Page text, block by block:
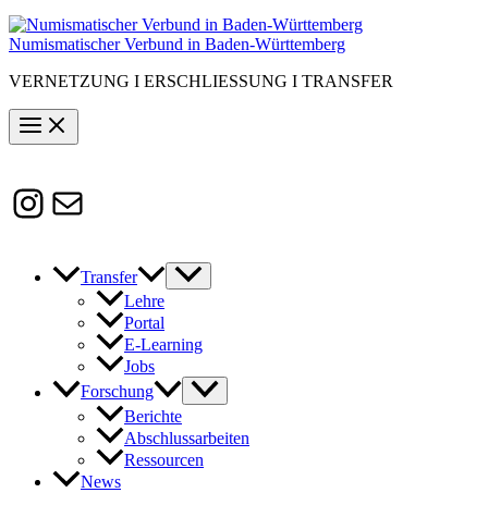
Numismatischer Verbund in Baden-Württemberg
VERNETZUNG I ERSCHLIESSUNG I TRANSFER
Instagram
Susanne.Boerner@zaw.uni-
heidelberg.de
Transfer
Lehre
Portal
E-Learning
Jobs
Forschung
Berichte
Abschlussarbeiten
Ressourcen
News